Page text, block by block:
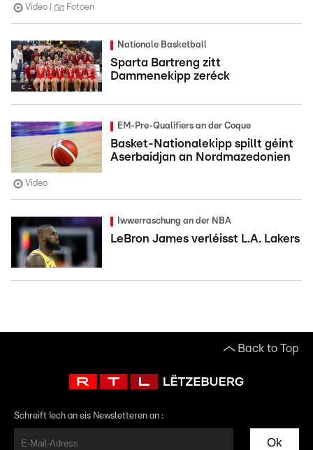
Video Fotoen
Nationale Basketball
Sparta Bartreng zitt
Dammenekipp zeréck
EM-Pre-Qualifiers an der Coque
Basket-Nationalekipp spillt géint
Aserbaidjan an Nordmazedonien
Video
Iwwerraschung an der NBA
LeBron James verléisst L.A. Lakers
Back to Top
Schreift Iech an eis Newsletteren an :
Ok